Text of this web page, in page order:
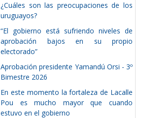
¿Cuáles son las preocupaciones de los
uruguayos?
“El gobierno está sufriendo niveles de
aprobación bajos en su propio
electorado”
Aprobación presidente Yamandú Orsi - 3º
Bimestre 2026
En este momento la fortaleza de Lacalle
Pou es mucho mayor que cuando
estuvo en el gobierno